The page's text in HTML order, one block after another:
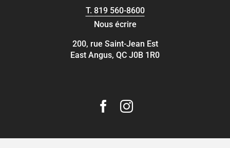
T. 819 560-8600
Nous écrire
200, rue Saint-Jean Est
East Angus, QC J0B 1R0